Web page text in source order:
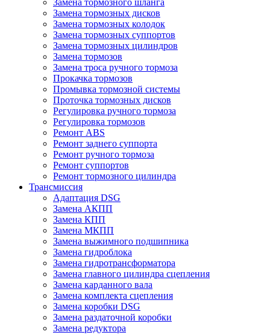
Замена тормозных дисков
Замена тормозных колодок
Замена тормозных суппортов
Замена тормозных цилиндров
Замена тормозов
Замена троса ручного тормоза
Прокачка тормозов
Промывка тормозной системы
Проточка тормозных дисков
Регулировка ручного тормоза
Регулировка тормозов
Ремонт ABS
Ремонт заднего суппорта
Ремонт ручного тормоза
Ремонт суппортов
Ремонт тормозного цилиндра
Трансмиссия
Адаптация DSG
Замена АКПП
Замена КПП
Замена МКПП
Замена выжимного подшипника
Замена гидроблока
Замена гидротрансформатора
Замена главного цилиндра сцепления
Замена карданного вала
Замена комплекта сцепления
Замена коробки DSG
Замена раздаточной коробки
Замена редуктора